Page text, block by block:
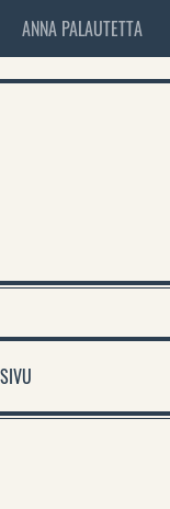
ANNA PALAUTETTA